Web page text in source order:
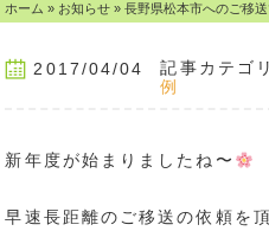
ホーム » お知らせ »長野県松本市へのご移
2017/04/04 記事カテゴ
例
新年度が始まりましたね〜
早速長距離のご移送の依頼を